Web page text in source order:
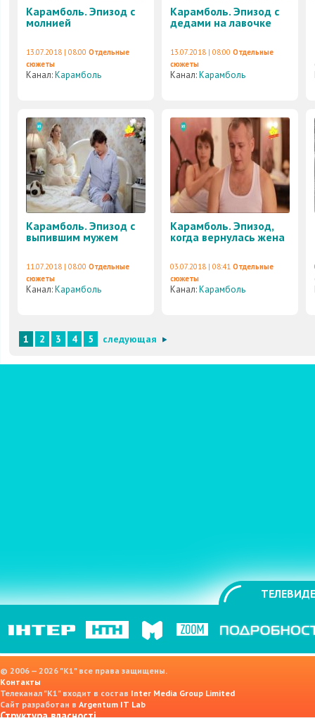
Карамболь. Эпизод с
молнией
13.07.2018 | 08:00 Отдельные
сюжеты
Канал:Карамболь
Карамболь. Эпизод с
дедами на лавочке
13.07.2018 | 08:00 Отдельные
сюжеты
Канал:Карамболь
Карамболь. Эпизод с
выпившим мужем
11.07.2018 | 08:00 Отдельные
сюжеты
Канал:Карамболь
Карамболь. Эпизод,
когда вернулась жена
03.07.2018 | 08:41 Отдельные
сюжеты
Канал:Карамболь
1 2 3 4 5 следующая
© 2006 — 2026 "K1" все права защищены.
Контакты
Телеканал "К1" входит в состав Inter Media Group Limited
Сайт разработан в Argentum IT Lab